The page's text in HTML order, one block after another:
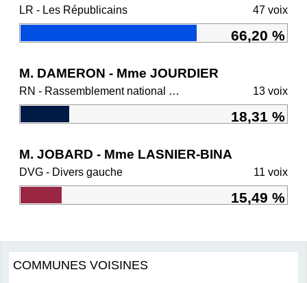
LR - Les Républicains 47 voix
66,20 %
M. DAMERON - Mme JOURDIER
RN - Rassemblement national et ses alliés 13 voix
18,31 %
M. JOBARD - Mme LASNIER-BINA
DVG - Divers gauche 11 voix
15,49 %
COMMUNES VOISINES